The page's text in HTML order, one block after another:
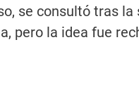
se consultó tras
pero la idea fue